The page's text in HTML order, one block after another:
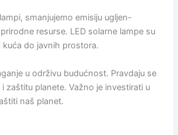
smanjujemo emisiju ugljen-
resurse. LED solarne lampe su
kuća do javnih prostora.
u održivu budućnost. Pravdaju se
zaštitu planete. Važno je investirati u
naš planet.